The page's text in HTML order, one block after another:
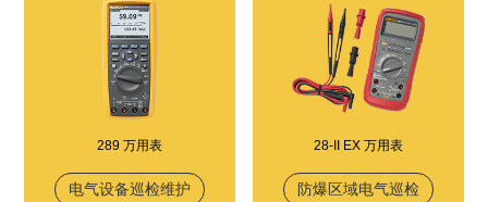
289 万用表
电气设备巡检维护
28-II EX 万用表
防爆区域电气巡检